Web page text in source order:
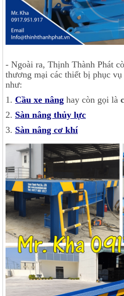
- Ngoài ra, Thịnh Thành Phát
thương mại các thiết bị phục
như:
1. Cầu xe nâng hay còn gọi là
2. Sàn nâng thủy lực
3. Sàn nâng cơ khí